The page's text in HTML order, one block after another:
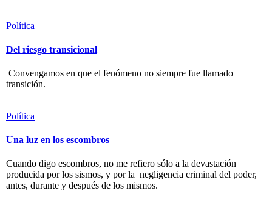
Política
Del riesgo transicional
Convengamos en que el fenómeno no siempre fue llamado
transición.
Política
Una luz en los escombros
Cuando digo escombros, no me refiero sólo a la devastación
producida por los sismos, y por la negligencia criminal del poder,
antes, durante y después de los mismos.